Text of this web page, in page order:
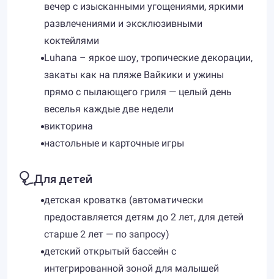
вечер с изысканными угощениями, яркими
развлечениями и эксклюзивными
коктейлями
Luhana – яркое шоу, тропические декорации,
закаты как на пляже Вайкики и ужины
прямо с пылающего гриля — целый день
веселья каждые две недели
викторина
настольные и карточные игры
Для детей
детская кроватка (автоматически
предоставляется детям до 2 лет, для детей
старше 2 лет — по запросу)
детский открытый бассейн с
интегрированной зоной для малышей